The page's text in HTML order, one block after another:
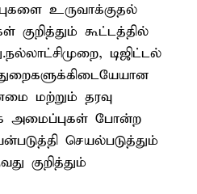
உருவாக்குதல்
கூட்டத்தில்
டிஜிட்டல்
மற்றும் தரவு
அமைப்புகள் போன்ற
செயல்படுத்தும்
குறித்தும்